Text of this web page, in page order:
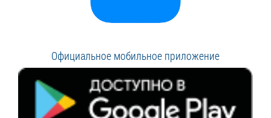
Официальное мобильное приложение